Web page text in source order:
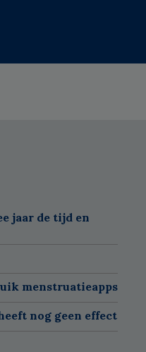
jaar de tijd en
menstruatieapps
nog geen effect